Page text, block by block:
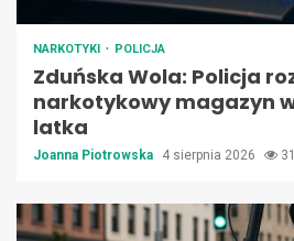
NARKOTYKI POLICJA
Zduńska Wola: Policja
narkotykowy magazyn
latka
Joanna Piotrowska 4 sierpnia 2026 31